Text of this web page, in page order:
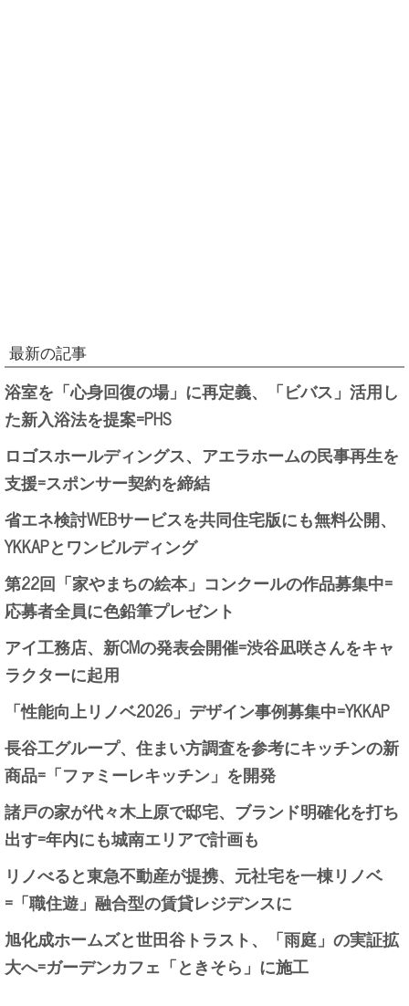
最新の記事
浴室を「心身回復の場」に再定義、「ビバス」活用し
た新入浴法を提案=PHS
ロゴスホールディングス、アエラホームの民事再生を
支援=スポンサー契約を締結
省エネ検討WEBサービスを共同住宅版にも無料公開、
YKKAPとワンビルディング
第22回「家やまちの絵本」コンクールの作品募集中=
応募者全員に色鉛筆プレゼント
アイ工務店、新CMの発表会開催=渋谷凪咲さんをキャ
ラクターに起用
「性能向上リノベ2026」デザイン事例募集中=YKKAP
長谷工グループ、住まい方調査を参考にキッチンの新
商品=「ファミーレキッチン」を開発
諸戸の家が代々木上原で邸宅、ブランド明確化を打ち
出す=年内にも城南エリアで計画も
リノべると東急不動産が提携、元社宅を一棟リノベ
=「職住遊」融合型の賃貸レジデンスに
旭化成ホームズと世田谷トラスト、「雨庭」の実証拡
大へ=ガーデンカフェ「ときそら」に施工